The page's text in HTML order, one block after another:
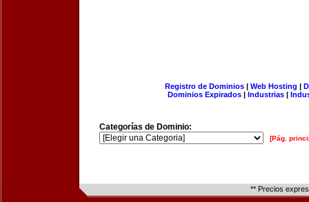
Registro de Dominios| Web Hosting |
Dominios Expirados | Industrias |
Categorías de Dominio:
[Pág.
** Precios